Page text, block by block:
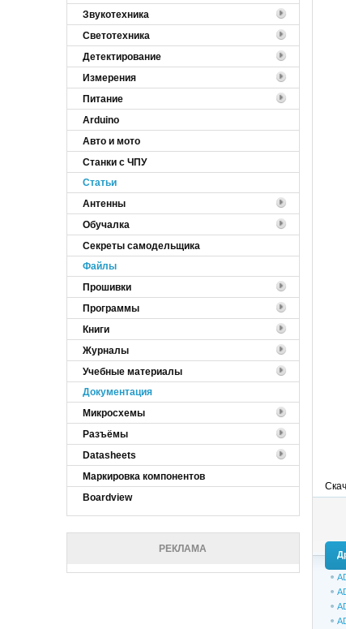
Звукотехника
Светотехника
Детектирование
Измерения
Питание
Arduino
Авто и мото
Станки с ЧПУ
Статьи
Антенны
Обучалка
Секреты самодельщика
Файлы
Прошивки
Программы
Книги
Журналы
Учебные материалы
Документация
Микросхемы
Разъёмы
Datasheets
Маркировка компонентов
Boardview
РЕКЛАМА